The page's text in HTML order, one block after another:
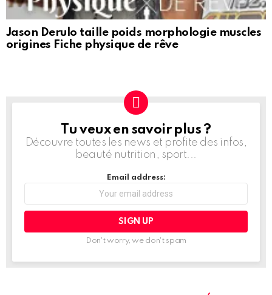
Jason Derulo taille poids morphologie muscles
origines Fiche physique de rêve
NEWSLETTER
Tu veux en savoir plus ?
Découvre toutes les news et profite des infos,
beauté nutrition, sport...
Email address:
Don't worry, we don't spam